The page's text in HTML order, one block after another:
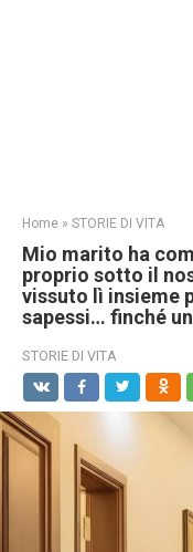
Home » STORIE DI VITA
Mio marito ha
proprio sotto il
vissuto lì insieme
sapessi… finché
STORIE DI VITA